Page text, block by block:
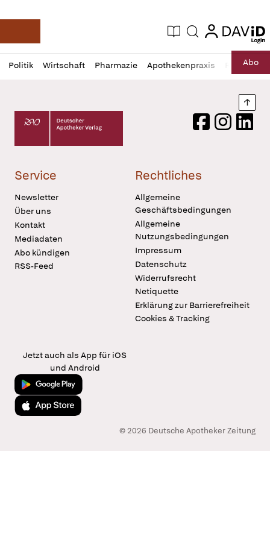
Deutsche Apotheker Zeitung
Aktuelle Ausgabe
Suche login
login
Politik Wirtschaft Pharmazie Apothekenpraxis RechtAbo
Profil
öffnen
Daz
Pur
Deutscher Apotheker Verlag Logo
FacebookInstagram
Service
Newsletter
Über uns
Kontakt
Mediadaten
Abo kündigen
RSS-Feed
Rechtliches
Allgemeine
Geschäftsbedingungen
Allgemeine
Nutzungsbedingungen
Impressum
Datenschutz
Widerrufsrecht
Netiquette
Erklärung zur Barrierefreiheit
Cookies & Tracking
Jetzt auch als App für iOS
und Android
Jetzt bei Google Play
Laden im App Store
© 2026 Deutsche Apotheker Zeitung